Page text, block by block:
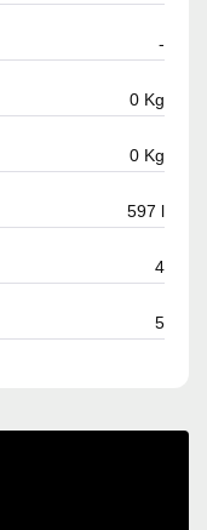
-
0 Kg
0 Kg
597 l
4
5